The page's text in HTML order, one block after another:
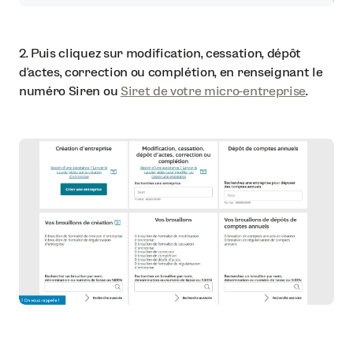
2. Puis cliquez sur modification, cessation, dépôt
d’actes, correction ou complétion, en renseignant le
numéro Siren ou Siret de votre micro-entreprise.